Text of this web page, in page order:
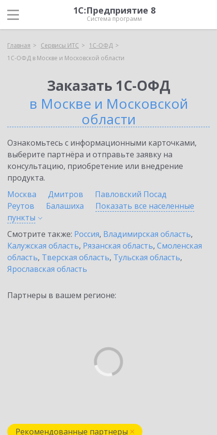
1С:Предприятие 8
Система программ
Главная Сервисы ИТС
1С-ОФД
1С-ОФД в Москве и Московской области
Заказать 1С-ОФД
в Москве и Московской
области
Ознакомьтесь с информационными карточками,
выберите партнёра и отправьте заявку на
консультацию, приобретение или внедрение
продукта.
Москва
Дмитров
Павловский Посад
Реутов
Балашиха
Показать все населенные
пункты
Смотрите также: Россия, Владимирская область,
Калужская область, Рязанская область, Смоленская
область, Тверская область, Тульская область,
Ярославская область
Партнеры в вашем регионе:
Рекомендованные партнеры